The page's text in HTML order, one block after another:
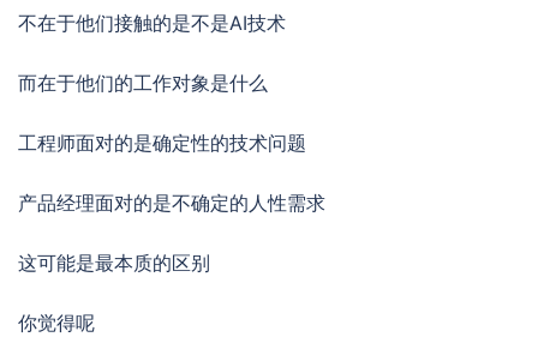
不在于他们接触的是不是AI技术
而在于他们的工作对象是什么
工程师面对的是确定性的技术问题
产品经理面对的是不确定的人性需求
这可能是最本质的区别
你觉得呢